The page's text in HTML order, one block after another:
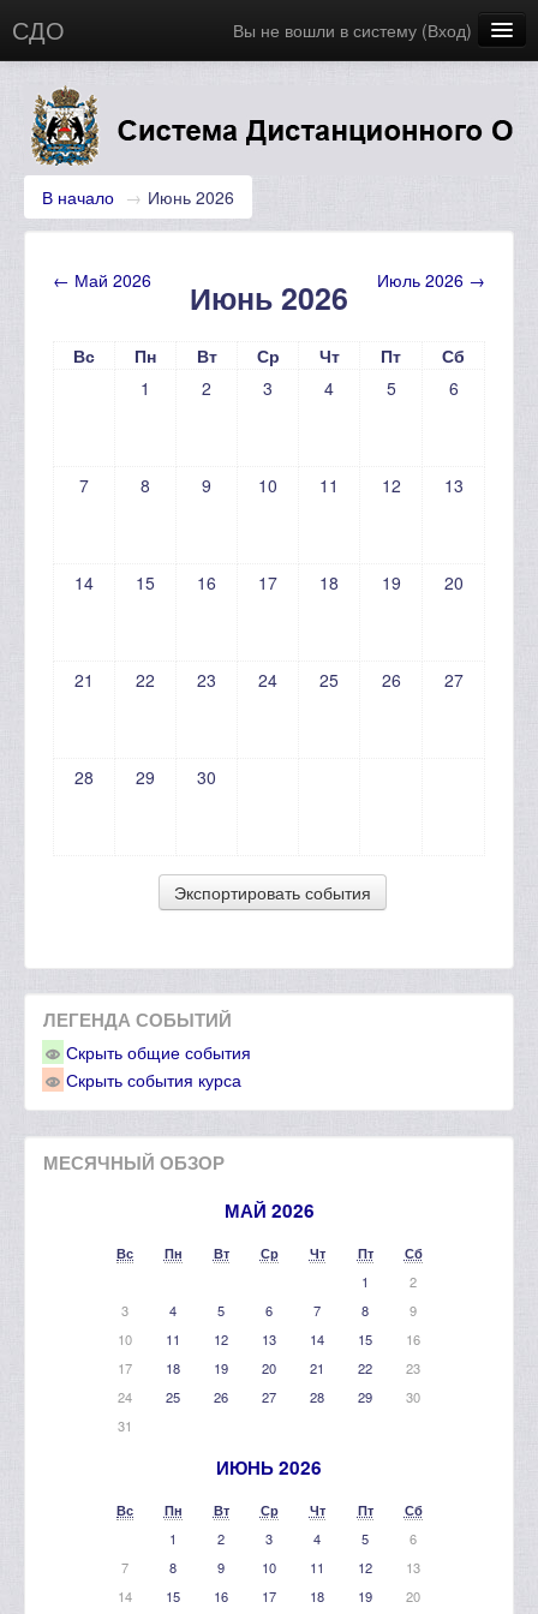
СДО Вы не вошли в систему (Вход)
Новости
Русский (ru)
В начало → Июнь 2026
← Май 2026 Июнь 2026 Июль 2026 →
Вс Пн Вт Ср Чт Пт
Сб
1
2 3 4 5 6
7 8 9 10 11 12 13
14 15 16 17 18 19 20
21 22 23 24 25 26 27
28 29 30
ЛЕГЕНДА СОБЫТИЙ
Скрыть общие события
Скрыть события курса
МЕСЯЧНЫЙ ОБЗОР
МАЙ 2026
Вс Пн Вт Ср Чт Пт
Сб
1
2
3
4 5 6 7 8
9
10
11 12 13 14 15
16
17
18 19 20 21 22
23
24
25 26 27 28 29
30
31
ИЮНЬ 2026
Вс Пн Вт Ср Чт Пт
Сб
1
2 3 4 5
6
7
8 9 10 11 12
13
14
15 16 17 18 19 20